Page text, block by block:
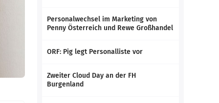
Personalwechsel im Marketing von
Penny Österreich und Rewe Großhandel
ORF: Pig legt Personalliste vor
Zweiter Cloud Day an der FH
Burgenland